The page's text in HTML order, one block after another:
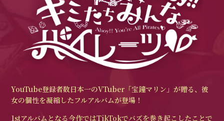
YouTube登録者数日本一のVTuber「宝鐘マリン」が贈る、彼
女の個性を凝縮したフルアルバムが登場！
1stアルバムとなる今作ではTikTokでバズを巻き起こしたことで